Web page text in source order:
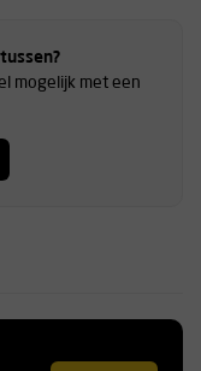
mogelijk met een